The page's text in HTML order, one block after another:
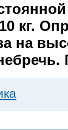
кг.
на